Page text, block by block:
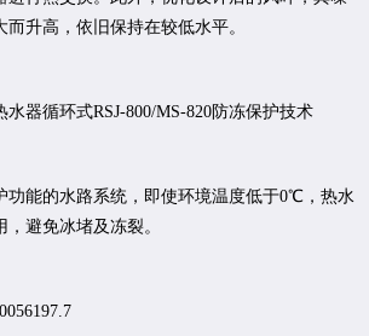
升高，依旧保持在较低水平。
循环式RSJ-800/MS-820防冻保护技术
能的水路系统，即使环境温度低于0℃，热水
避免冰堵及冻裂。